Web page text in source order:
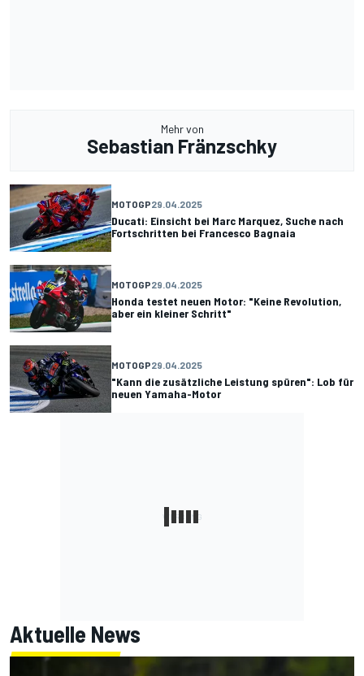
Mehr von
Sebastian Fränzschky
MOTOGP29.04.2025
Ducati: Einsicht bei Marc Marquez, Suche nach
Fortschritten bei Francesco Bagnaia
MOTOGP29.04.2025
Honda testet neuen Motor: "Keine Revolution,
aber ein kleiner Schritt"
MOTOGP29.04.2025
"Kann die zusätzliche Leistung spüren": Lob für
neuen Yamaha-Motor
Aktuelle News